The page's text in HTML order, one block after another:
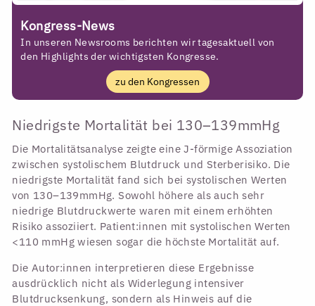
Kongress-News
In unseren Newsrooms berichten wir tagesaktuell von
den Highlights der wichtigsten Kongresse.
zu den Kongressen
Niedrigste Mortalität bei 130–139mmHg
Die Mortalitätsanalyse zeigte eine J-förmige Assoziation
zwischen systolischem Blutdruck und Sterberisiko. Die
niedrigste Mortalität fand sich bei systolischen Werten
von 130–139mmHg. Sowohl höhere als auch sehr
niedrige Blutdruckwerte waren mit einem erhöhten
Risiko assoziiert. Patient:innen mit systolischen Werten
<110 mmHg wiesen sogar die höchste Mortalität auf.
Die Autor:innen interpretieren diese Ergebnisse
ausdrücklich nicht als Widerlegung intensiver
Blutdrucksenkung, sondern als Hinweis auf die